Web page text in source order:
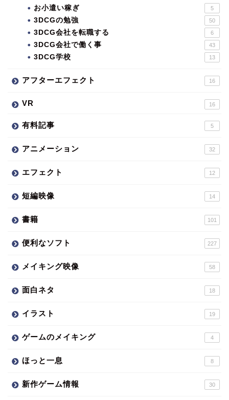
お小遣い稼ぎ 5
3DCGの勉強 50
3DCG会社を転職する 6
3DCG会社で働く事 43
3DCG学校 13
アフターエフェクト 16
VR 16
有料記事 5
アニメーション 32
エフェクト 12
短編映像 14
書籍 101
便利なソフト 227
メイキング映像 58
面白ネタ 18
イラスト 19
ゲームのメイキング 4
ほっと一息 8
新作ゲーム情報 30